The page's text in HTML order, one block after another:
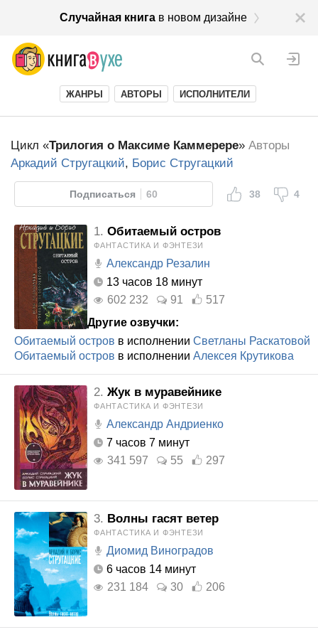
Случайная книгав новом дизайне
ЖАНРЫ АВТОРЫ ИСПОЛНИТЕЛИ
Цикл «Трилогия о Максиме Каммерере» Авторы
Аркадий Стругацкий, Борис Стругацкий
Подписаться 60 38 4
1. Обитаемый остров
ФАНТАСТИКА И ФЭНТЕЗИ
Александр Резалин
13 часов 18 минут
602 232
91
517
Другие озвучки:
Обитаемый остров в исполнении Светланы Раскатовой
Обитаемый остров в исполнении Алексея Крутикова
2. Жук в муравейнике
ФАНТАСТИКА И ФЭНТЕЗИ
Александр Андриенко
7 часов 7 минут
341 597
55 297
3. Волны гасят ветер
ФАНТАСТИКА И ФЭНТЕЗИ
Диомид Виноградов
6 часов 14 минут
231 184
30 206